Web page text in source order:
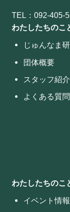
TEL：092-405-
わたしたちのこ
じゅんなま
団体概要
スタッフ紹介
よくある質問
わたしたちのこ
イベント情報